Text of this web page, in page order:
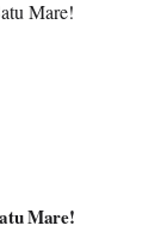
Mare!